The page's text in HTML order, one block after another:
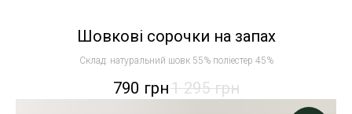
Шовкові сорочки на запах
Склад: натуральний шовк 55% поліестер 45%
790 грн1 295 грн